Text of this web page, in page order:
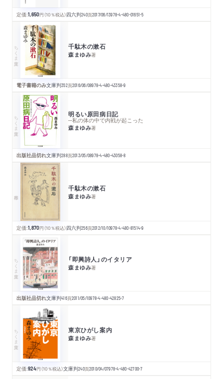
定価:1,650円 （10％税込）四六判240頁2017/06/13978-4-480-01651-5
ちくま文庫 千駄木の漱石
森まゆみ著
電子書籍のみ文庫判352頁2016/06/08978-4-480-43358-9
ちくま文庫 明るい原田病日記
─私の体の中で内戦が起こった
森まゆみ著
出版社品切れ文庫判288頁2013/05/08978-4-480-43058-8
千駄木の漱石
森まゆみ著
定価:1,870円 （10％税込）四六判256頁2012/10/10978-4-480-81514-9
ちくま文庫 「即興詩人」のイタリア
森まゆみ著
出版社品切れ文庫判416頁2011/05/10978-4-480-42825-7
ちくま文庫 東京ひがし案内
森まゆみ著
定価:924円 （10％税込）文庫判240頁2010/04/07978-4-480-42700-7